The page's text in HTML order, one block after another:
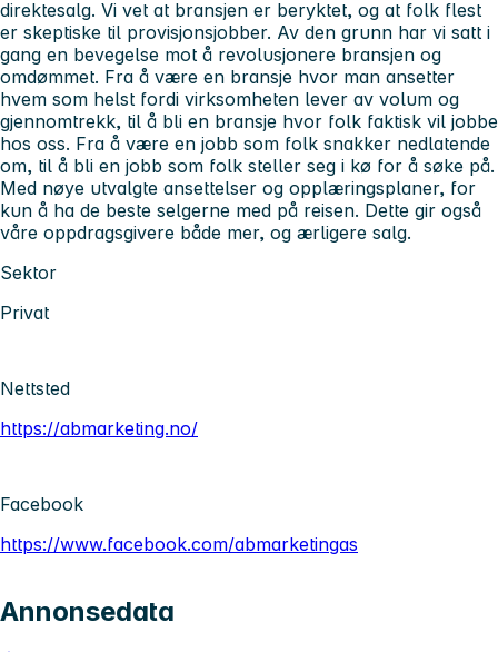
direktesalg. Vi vet at bransjen er beryktet, og at folk flest
er skeptiske til provisjonsjobber. Av den grunn har vi satt i
gang en bevegelse mot å revolusjonere bransjen og
omdømmet. Fra å være en bransje hvor man ansetter
hvem som helst fordi virksomheten lever av volum og
gjennomtrekk, til å bli en bransje hvor folk faktisk vil jobbe
hos oss. Fra å være en jobb som folk snakker nedlatende
om, til å bli en jobb som folk steller seg i kø for å søke på.
Med nøye utvalgte ansettelser og opplæringsplaner, for
kun å ha de beste selgerne med på reisen. Dette gir også
våre oppdragsgivere både mer, og ærligere salg.
Sektor
Privat
Nettsted
https://abmarketing.no/
Facebook
https://www.facebook.com/abmarketingas
Annonsedata